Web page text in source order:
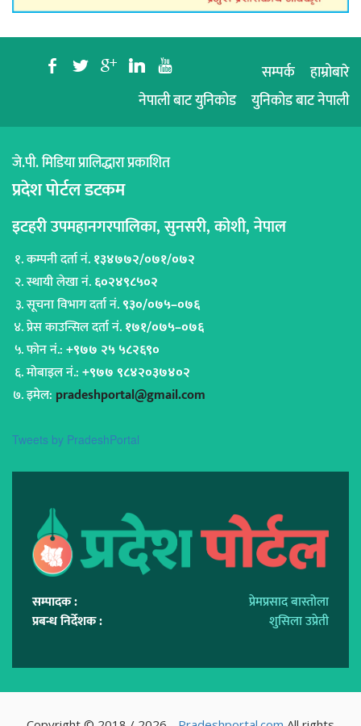
b a c j r सम्पर्क
हाम्रोबारे
नेपाली बाट युनिकोड
युनिकोड बाट नेपाली
जे.पी. मिडिया प्रालिद्धारा प्रकाशित
प्रदेश पोर्टल डटकम
इटहरी उपमहानगरपालिका, सुनसरी, कोशी, नेपाल
कम्पनी दर्ता नं.१३४७७२/०७१/०७२
स्थायी लेखा नं.६०२४९८५०२
सूचना विभाग दर्ता नं.९३०/०७५–०७६
प्रेस काउन्सिल दर्ता नं.१७१/०७५–०७६
फोन नं.:+९७७ २५ ५८२६९०
मोबाइल नं.:+९७७ ९८४२०३७४०२
इमेल: pradeshportal@gmail.com
Tweets by PradeshPortal
सम्पादक :
प्रेमप्रसाद बास्तोला
प्रबन्ध निर्देशक :
शुसिला उप्रेती